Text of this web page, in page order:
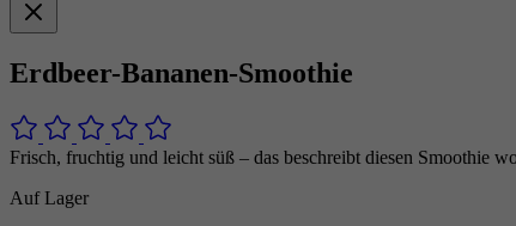
Erdbeer-Bananen-Smoothie
Frisch, fruchtig und leicht süß – das beschreibt diesen Smoothie
Auf Lager